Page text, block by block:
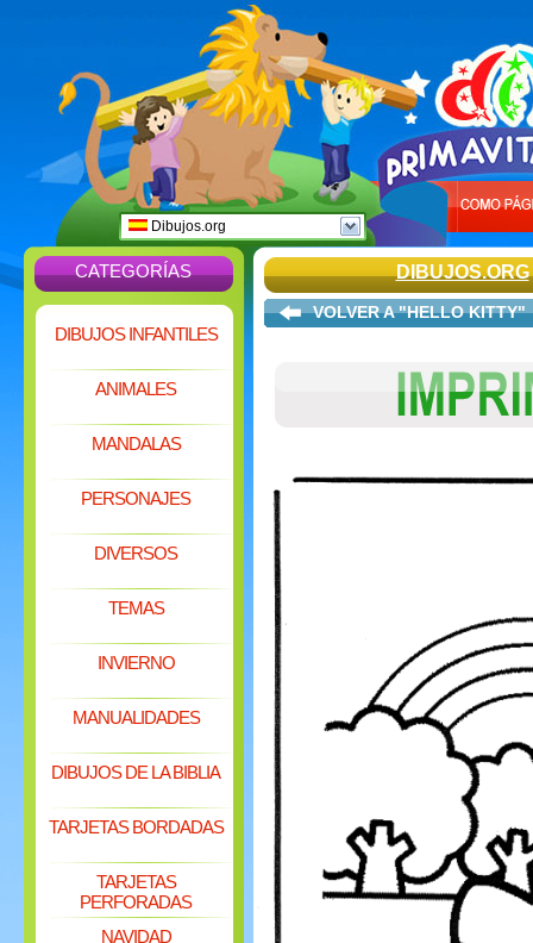
Dibujos.org
CATEGORÍAS
DIBUJOS INFANTILES
ANIMALES
MANDALAS
PERSONAJES
DIVERSOS
TEMAS
INVIERNO
MANUALIDADES
DIBUJOS DE LA BIBLIA
TARJETAS BORDADAS
TARJETAS
PERFORADAS
NAVIDAD
DIBUJOS.ORG
VOLVER A "HELLO KITTY"